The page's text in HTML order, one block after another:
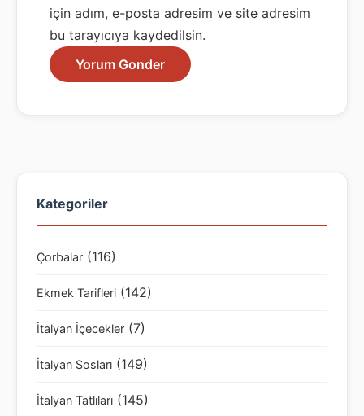
için adım, e-posta adresim ve site adresim
bu tarayıcıya kaydedilsin.
Kategoriler
Çorbalar (116)
Ekmek Tarifleri (142)
İtalyan İçecekler (7)
İtalyan Sosları (149)
İtalyan Tatlıları (145)